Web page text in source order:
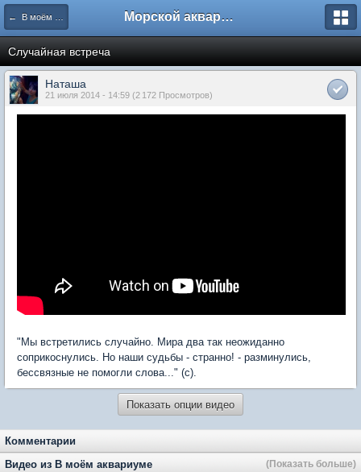
← В моём аквариуме Морской аквариум. Форумы ReefCentral.ru
Случайная встреча
Наташа
21 июля 2014 - 14:59 (2 172 Просмотров)
"Мы встретились случайно. Мира два так неожиданно
соприкоснулись. Но наши судьбы - странно! - разминулись,
бессвязные не помогли слова..." (с).
Показать опции видео
Комментарии
Видео из В моём аквариуме
(Показать больше)